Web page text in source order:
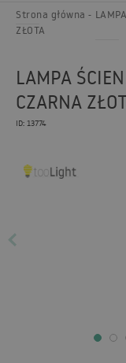
Strona główna
ZŁOTA
LAMPA
CZARNA
ID: 13774